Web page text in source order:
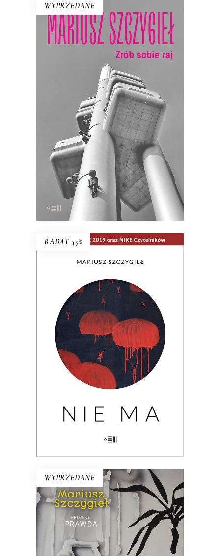
WYPRZEDANE
E-BOOK DO KOSZYKA
ZRÓB SOBIE RAJ
Nowe wydanie kultowej książki o
Czechach, jakich nie znamy!
Recenzenci pisali, że Szczygieł odkrył w
niej przed Polakami tajemnicze plemię…
43.00 21.50 zł
RABAT 35%
E-BOOK DO KOSZYKA
NIE MA
Wielogłosowa rozprawa reporterska o
kondycji człowieka i największym
problemie cywilizacji: utracie, braku,
nieobecności. Nad książką unosi się rada
Hanny Krall: „Wszystko musi mieć swoją
formę, swój rytm, panie Mariuszu.
Zwłaszcza nieobecność”.
46.00 zł 29.90zł
KSIĄŻKA DO KOSZYKA
WYPRZEDANE
PROJEKT: PRAWDA
Szczygieł szuka prawdy w Grudziądzu,
Supraślu, Londynie, Pradze, Paryżu,